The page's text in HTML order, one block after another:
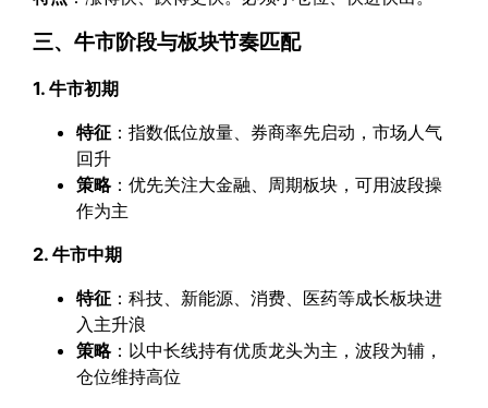
三、牛市阶段与板块节奏匹配
1. 牛市初期
特征 ：指数低位放量、券商率先启动，市场人气
回升
策略：优先关注大金融、周期板块，可用波段操
作为主
2. 牛市中期
特征 ：科技、新能源、消费、医药等成长板块进
入主升浪
策略：以中长线持有优质龙头为主，波段为辅，
仓位维持高位